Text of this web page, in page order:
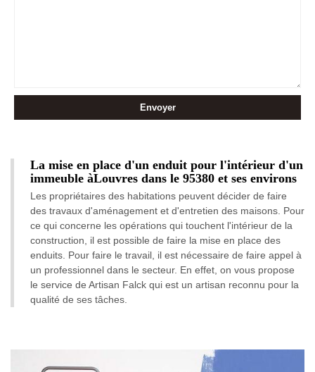
La mise en place d'un enduit pour l'intérieur d'un
immeuble àLouvres dans le 95380 et ses environs
Les propriétaires des habitations peuvent décider de faire
des travaux d'aménagement et d'entretien des maisons. Pour
ce qui concerne les opérations qui touchent l'intérieur de la
construction, il est possible de faire la mise en place des
enduits. Pour faire le travail, il est nécessaire de faire appel à
un professionnel dans le secteur. En effet, on vous propose
le service de Artisan Falck qui est un artisan reconnu pour la
qualité de ses tâches.